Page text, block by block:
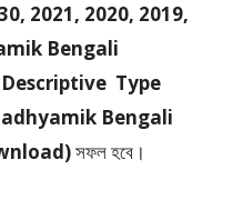
2021, 2020, 2019,
Bengali
Type
Bengali
সফল হবে।